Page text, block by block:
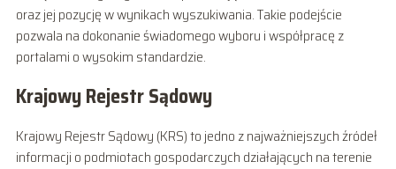
oraz jej pozycję w wynikach wyszukiwania. Takie podejście
pozwala na dokonanie świadomego wyboru i współpracę z
portalami o wysokim standardzie.
Krajowy Rejestr Sądowy
Krajowy Rejestr Sądowy (KRS) to jedno z najważniejszych źródeł
informacji o podmiotach gospodarczych działających na terenie